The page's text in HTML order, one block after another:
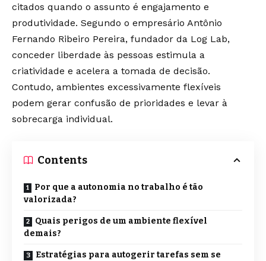
citados quando o assunto é engajamento e
produtividade. Segundo o empresário Antônio
Fernando Ribeiro Pereira, fundador da Log Lab,
conceder liberdade às pessoas estimula a
criatividade e acelera a tomada de decisão.
Contudo, ambientes excessivamente flexíveis
podem gerar confusão de prioridades e levar à
sobrecarga individual.
Contents
Por que a autonomia no trabalho é tão
valorizada?
Quais perigos de um ambiente flexível
demais?
Estratégias para autogerir tarefas sem se